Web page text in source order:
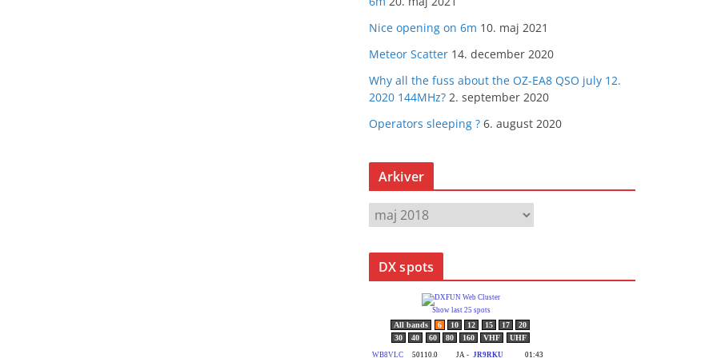
Nice opening on 6m 10. maj 2021
Meteor Scatter 14. december 2020
Why all the fuss about the OZ-EA8 QSO july 12.
2020 144MHz? 2. september 2020
Operators sleeping ? 6. august 2020
Arkiver
r
k
DX spots